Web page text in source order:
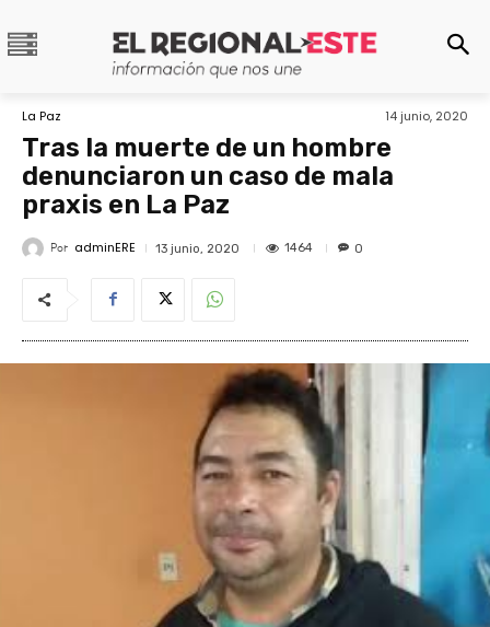
La Paz 14 junio, 2020
Tras la muerte de un hombre
denunciaron un caso de mala
praxis en La Paz
Por adminERE 13 junio, 2020 1464 0